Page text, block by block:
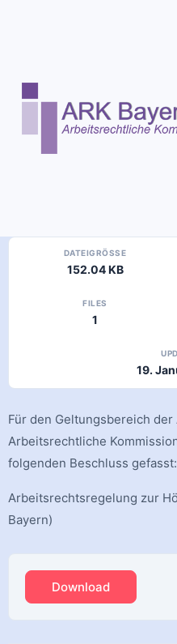
DATEIGRÖSSE
152.04 KB
FILES
1
19.
Für den Geltungsbereich der
Arbeitsrechtliche
folgenden Beschluss gefasst:
Arbeitsrechtsregelung zur
Bayern)
Download